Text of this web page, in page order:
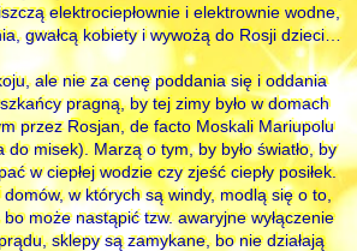
elektrociepłownie i elektrownie wodne,
gwałcą kobiety i wywożą do Rosji dzieci…
ale nie za cenę poddania się i oddania
pragną, by tej zimy było w domach
przez Rosjan, de facto Moskali Mariupolu
misek). Marzą o tym, by było światło, by
w ciepłej wodzie czy zjeść ciepły posiłek.
w których są windy, modlą się o to,
może nastąpić tzw. awaryjne wyłączenie
sklepy są zamykane, bo nie działają